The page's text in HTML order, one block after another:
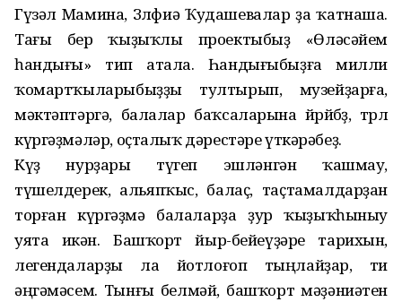
Гүзәл Мамина, Зөлфиә Ҡудашевалар ҙа ҡатнаша.
Тағы бер ҡыҙыҡлы проектыбыҙ «Өләсәйем
һандығы» тип атала. Һандығыбыҙға милли
ҡомартҡыларыбыҙҙы тултырып, музейҙарға,
мәктәптәргә, балалар баҡсаларына йөрөйбөҙ, төрлө
күргәҙмәләр, оҫталыҡ дәрестәре үткәрәбеҙ.
Күҙ нурҙары түгеп эшләнгән ҡашмау,
түшелдерек, альяпҡыс, балаҫ, таҫтамалдарҙан
торған күргәҙмә балаларҙа ҙур ҡыҙыҡһыныу
уята икән. Башҡорт йыр-бейеүҙәре тарихын,
легендаларҙы ла йотлоғоп тыңлайҙар, ти
әңгәмәсем. Тынғы белмәй, башҡорт мәҙәниәтен